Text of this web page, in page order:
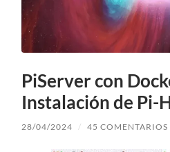
PiServer con
Instalación de Pi-
28/04/2024 / 45 COMENTARIOS